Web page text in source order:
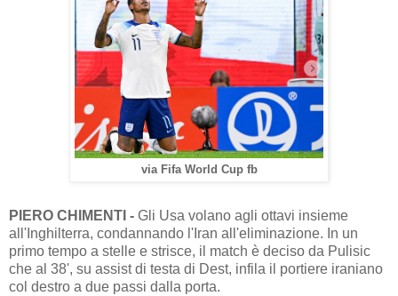
via Fifa World Cup fb
PIERO CHIMENTI - Gli Usa volano agli ottavi insieme
all'Inghilterra, condannando l'Iran all'eliminazione. In un
primo tempo a stelle e strisce, il match è deciso da Pulisic
che al 38', su assist di testa di Dest, infila il portiere iraniano
col destro a due passi dalla porta.